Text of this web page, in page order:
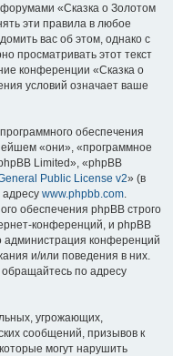
«Сказка о Золотом
эти правила в любое
вас об этом, однако с
просматривать этот текст
конференции «Сказка о
условий означает ваше
обеспечения
«они», «программное
Limited», «phpBB
Public License v2» (в
www.phpbb.com.
обеспечения phpBB строго
конференций, и phpBB
администрация конференций
и/или поведения в них.
по адресу
угрожающих,
сообщений, призывов к
могут нарушить